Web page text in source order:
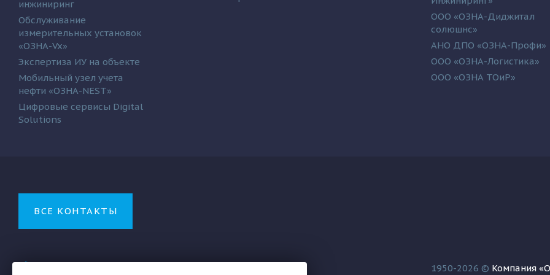
инжиниринг
Обслуживание
измерительных установок
«ОЗНА-Vx»
Экспертиза ИУ на объекте
Мобильный узел учета
нефти «ОЗНА-NEST»
Цифровые сервисы Digital
Solutions
ООО «ОЗНА-Диджитал
солюшнс»
АНО ДПО «ОЗНА-Профи»
ООО «ОЗНА-Логистика»
ООО «ОЗНА ТОиР»
ВСЕ КОНТАКТЫ
1950-2026 © Компания